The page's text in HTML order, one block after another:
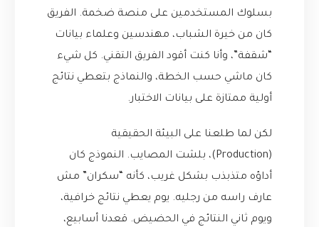
بسلوك المستخدمين على منصة ضخمة. الفريق
كان من خيرة الشباب، مهندسين وعلماء بيانات
“شقفة”، وأنا كنت أقود الفريق التقني. كل شيء
كان ماشي حسب الخطة، والنماذج بتعطي نتائج
أولية ممتازة على بيانات الاختبار.
لكن لما طلعنا على البيئة الحقيقية
(Production)، بلشت المصايب. النموذج كان
أداؤه متذبذب بشكل غريب، كأنه “سكران” مش
عارف راسه من رجليه. يوم يعطي نتائج خرافية،
ويوم ثاني النتائج في الحضيض. قعدنا أسابيع،